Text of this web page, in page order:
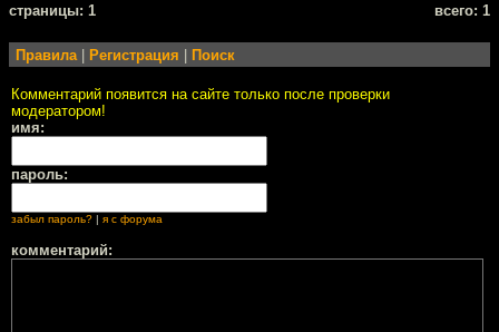
cтраницы: 1 всего: 1
Правила Регистрация Поиск
Комментарий появится на сайте только после проверки
модератором!
имя:
пароль:
забыл пароль? | я с форума
комментарий: